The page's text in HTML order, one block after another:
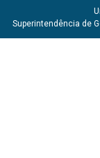
Superintendência de